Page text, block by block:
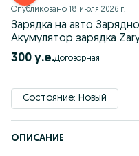
Опубликовано 18 июля 2026 г.
Зарядка на авто
Акумулятор зарядка
300 у.е. Договорная
Состояние: Новый
ОПИСАНИЕ